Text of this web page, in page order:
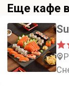
Еще кафе